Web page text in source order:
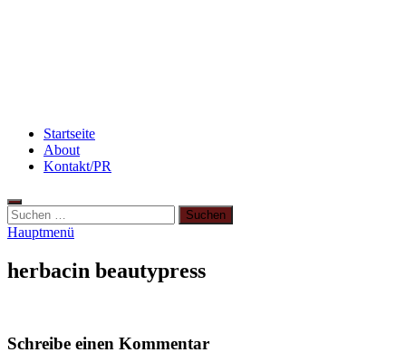
Startseite
About
Kontakt/PR
Hauptmenü
herbacin beautypress
Schreibe einen Kommentar